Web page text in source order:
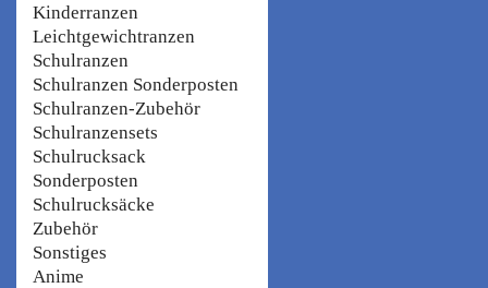
Kinderranzen
Leichtgewichtranzen
Schulranzen
Schulranzen Sonderposten
Schulranzen-Zubehör
Schulranzensets
Schulrucksack
Sonderposten
Schulrucksäcke
Zubehör
Sonstiges
Anime